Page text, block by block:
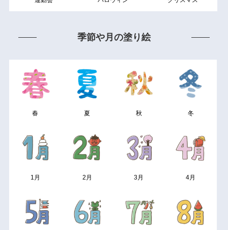
季節や月の塗り絵
春 夏 秋 冬
1月 2月 3月 4月